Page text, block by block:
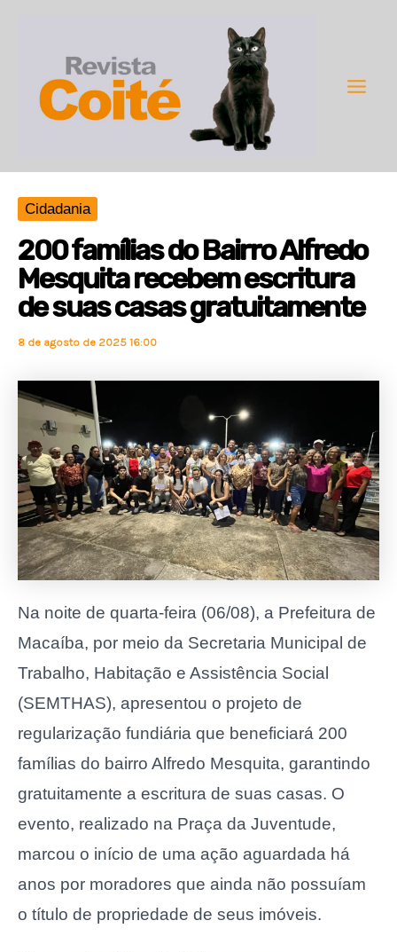
conteúdo
Cidadania
200 famílias do Bairro Alfredo
Mesquita recebem escritura
de suas casas gratuitamente
8 de agosto de 2025 16:00
Na noite de quarta-feira (06/08), a Prefeitura de
Macaíba, por meio da Secretaria Municipal de
Trabalho, Habitação e Assistência Social
(SEMTHAS), apresentou o projeto de
regularização fundiária que beneficiará 200
famílias do bairro Alfredo Mesquita, garantindo
gratuitamente a escritura de suas casas. O
evento, realizado na Praça da Juventude,
marcou o início de uma ação aguardada há
anos por moradores que ainda não possuíam
o título de propriedade de seus imóveis.